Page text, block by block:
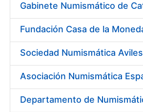
Fundación Casa de la
Sociedad Numismática
Asociación Numismática